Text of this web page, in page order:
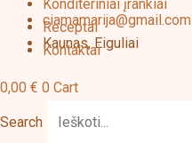
ciamamarija@gmail.com
Kaunas, Eiguliai
0,00 € 0 Cart
Search
Konditeriniai įrankiai
Receptai
Kontaktai